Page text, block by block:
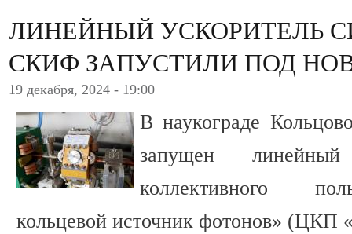
ЛИНЕЙНЫЙ УСКОРИТЕЛЬ
СКИФ ЗАПУСТИЛИ ПОД
19 декабря, 2024 - 19:00
В наукограде
запущен
коллективного
кольцевой источник фотонов»